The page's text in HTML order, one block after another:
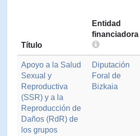
Título
Entidad
financiadora
Apoyo a la Salud
Sexual y
Reproductiva
(SSR) y a la
Reproducción de
Daños (RdR) de
los grupos
Diputación
Foral de
Bizkaia